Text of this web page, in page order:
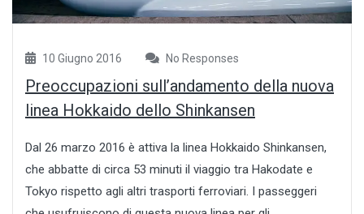
10 Giugno 2016 No Responses
Preoccupazioni sull’andamento della nuova
linea Hokkaido dello Shinkansen
Dal 26 marzo 2016 è attiva la linea Hokkaido Shinkansen,
che abbatte di circa 53 minuti il viaggio tra Hakodate e
Tokyo rispetto agli altri trasporti ferroviari. I passeggeri